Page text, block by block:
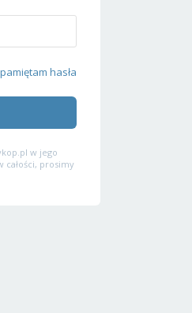
hasła
w jego
całości, prosimy